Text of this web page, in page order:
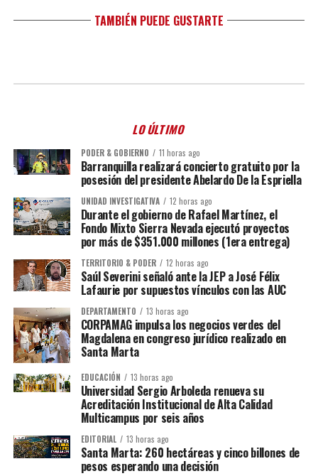
TAMBIÉN PUEDE GUSTARTE
LO ÚLTIMO
PODER & GOBIERNO 11 horas ago
Barranquilla realizará concierto gratuito por la
posesión del presidente Abelardo De la Espriella
UNIDAD INVESTIGATIVA 12 horas ago
Durante el gobierno de Rafael Martínez, el
Fondo Mixto Sierra Nevada ejecutó proyectos
por más de $351.000 millones (1era entrega)
TERRITORIO & PODER 12 horas ago
Saúl Severini señaló ante la JEP a José Félix
Lafaurie por supuestos vínculos con las AUC
DEPARTAMENTO 13 horas ago
CORPAMAG impulsa los negocios verdes del
Magdalena en congreso jurídico realizado en
Santa Marta
EDUCACIÓN 13 horas ago
Universidad Sergio Arboleda renueva su
Acreditación Institucional de Alta Calidad
Multicampus por seis años
EDITORIAL 13 horas ago
Santa Marta: 260 hectáreas y cinco billones de
pesos esperando una decisión